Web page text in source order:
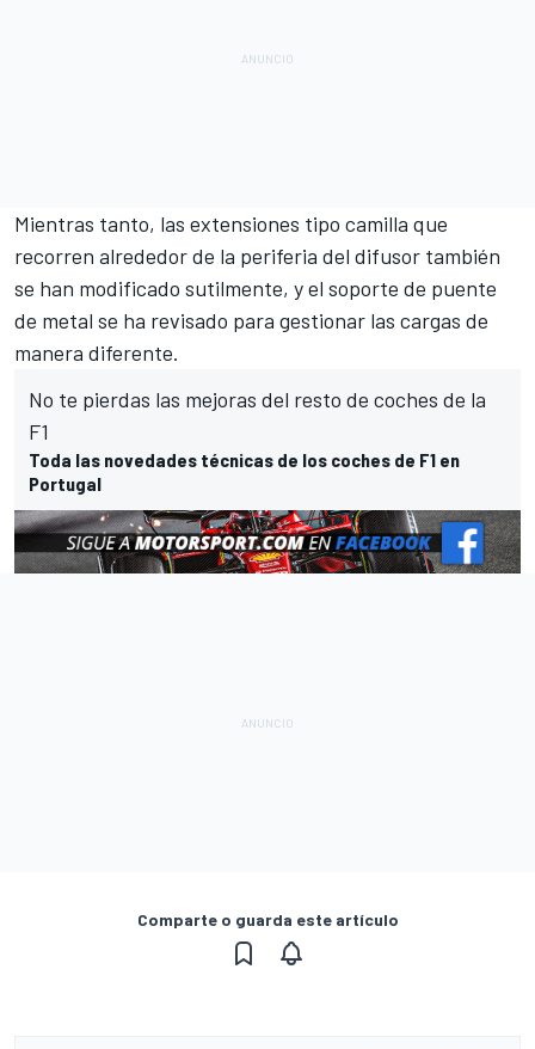
Mientras tanto, las extensiones tipo camilla que
recorren alrededor de la periferia del difusor también
se han modificado sutilmente, y el soporte de puente
de metal se ha revisado para gestionar las cargas de
manera diferente.
No te pierdas las mejoras del resto de coches de la
F1
Toda las novedades técnicas de los coches de F1 en
Portugal
Comparte o guarda este artículo